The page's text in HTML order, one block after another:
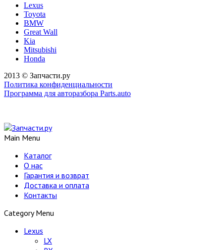
Lexus
Toyota
BMW
Great Wall
Kia
Mitsubishi
Honda
2013 © Запчасти.ру
Политика конфиденциальности
Программа для авторазбора Parts.auto
Main Menu
Каталог
О нас
Гарантия и возврат
Доставка и оплата
Контакты
Category Menu
Lexus
LX